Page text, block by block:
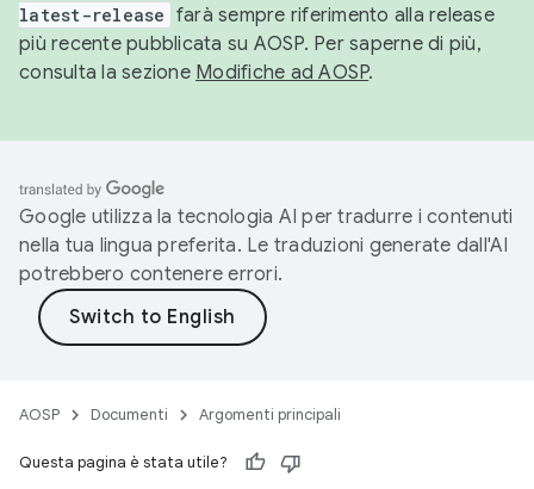
latest-release farà sempre riferimento alla release
più recente pubblicata su AOSP. Per saperne di più,
consulta la sezione Modifiche ad AOSP.
Google utilizza la tecnologia AI per tradurre i contenuti
nella tua lingua preferita. Le traduzioni generate dall'AI
potrebbero contenere errori.
AOSP Documenti Argomenti principali
Questa pagina è stata utile?